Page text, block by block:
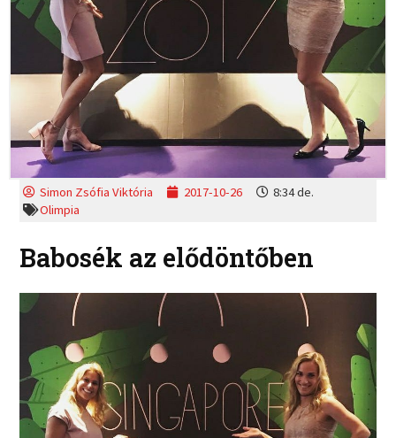
Simon Zsófia Viktória 2017-10-26
8:34 de.
Olimpia
Babosék az elődöntőben